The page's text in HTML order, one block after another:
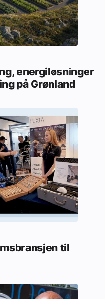
energiløsninger
på Grønland
til